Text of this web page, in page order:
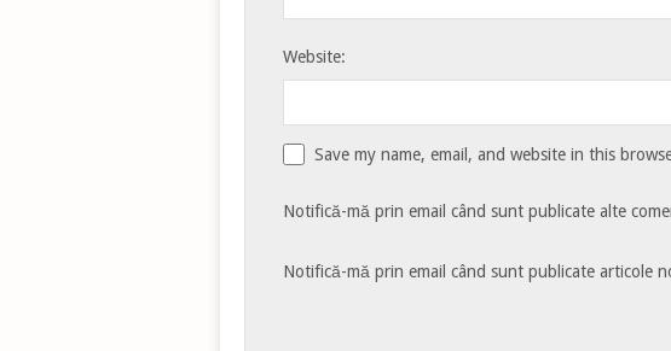
Website:
Save my name, email, and website in this
Notifică-mă prin email când sunt publicate alte
Notifică-mă prin email când sunt publicate articole